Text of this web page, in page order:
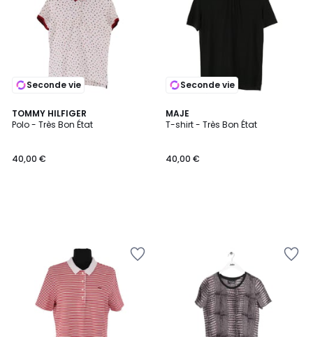
Seconde vie
TOMMY HILFIGER
Polo - Très Bon État
40,00 €
Seconde vie
MAJE
T-shirt - Très Bon État
40,00 €